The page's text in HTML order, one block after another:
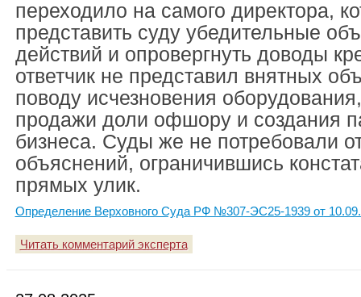
переходило на самого директора,
представить суду убедительные
действий и опровергнуть доводы
ответчик не представил внятных
поводу исчезновения
продажи доли офшору и создания
бизнеса. Суды же не потребовали
объяснений, ограничившись
прямых улик.
Определение Верховного Суда РФ №307-ЭС25-1939 от
Читать комментарий эксперта